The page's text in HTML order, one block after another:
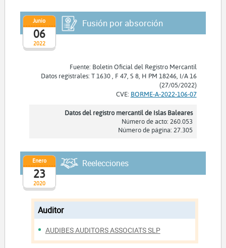
2022
Junio
06
Fusión por absorción
Fuente: Boletín Oficial del Registro Mercantil
Datos registrales: T 1630 , F 47, S 8, H PM 18246, I/A 16
(27/05/2022)
CVE: BORME-A-2022-106-07
Datos del registro mercantil de Islas Baleares
Número de acto: 260.053
Número de página: 27.305
2020
Enero
23
Reelecciones
Auditor
AUDIBES AUDITORS ASSOCIATS SLP